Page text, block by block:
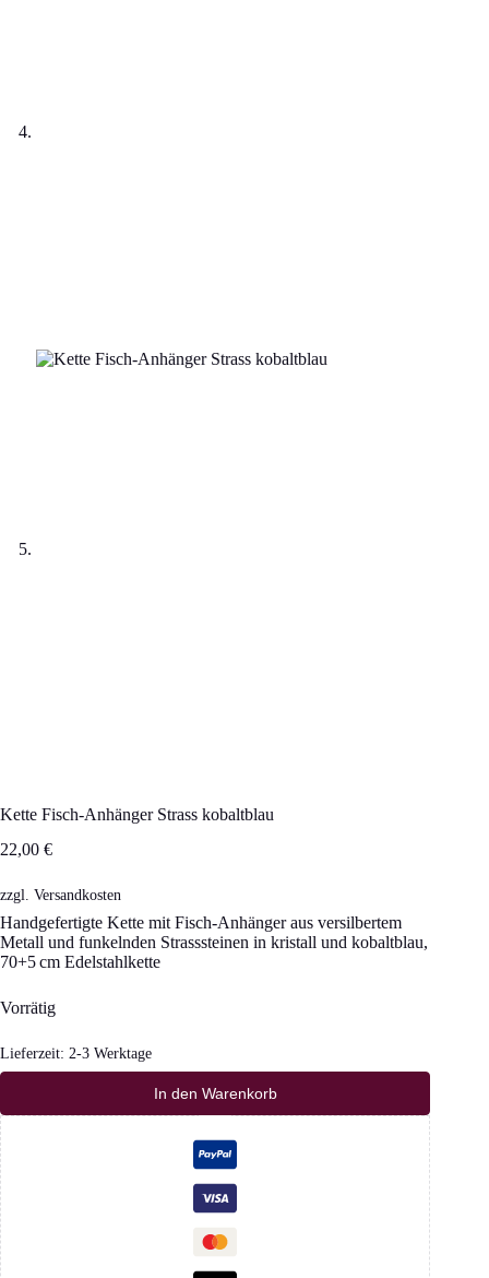
Kette Fisch-Anhänger Strass kobaltblau
22,00 €
zzgl. Versandkosten
Handgefertigte Kette mit Fisch-Anhänger aus versilbertem
Metall und funkelnden Strasssteinen in kristall und kobaltblau,
70+5 cm Edelstahlkette
Vorrätig
Lieferzeit: 2-3 Werktage
In den Warenkorb